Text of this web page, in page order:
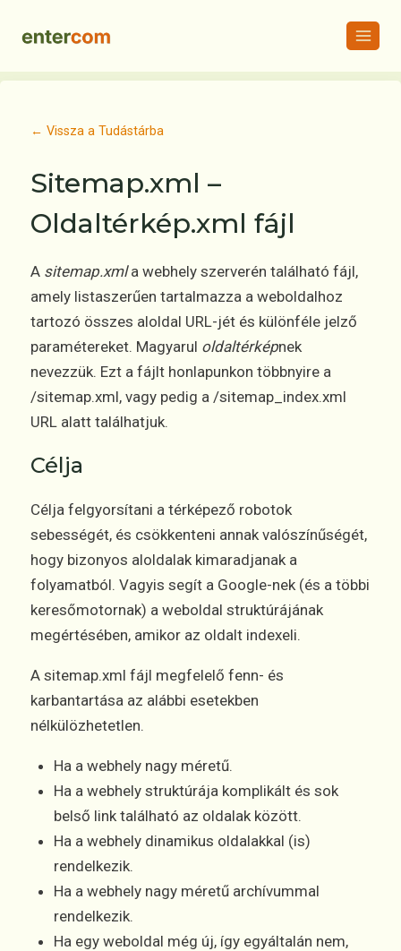
← Vissza a Tudástárba
Sitemap.xml –
Oldaltérkép.xml fájl
A sitemap.xmla webhely szerverén található fájl,
amely listaszerűen tartalmazza a weboldalhoz
tartozó összes aloldal URL-jét és különféle jelző
paramétereket. Magyarul oldaltérképnek
nevezzük. Ezt a fájlt honlapunkon többnyire a
/sitemap.xml, vagy pedig a /sitemap_index.xml
URL alatt találhatjuk.
Célja
Célja felgyorsítani a térképező robotok
sebességét, és csökkenteni annak valószínűségét,
hogy bizonyos aloldalak kimaradjanak a
folyamatból. Vagyis segít a Google-nek (és a többi
keresőmotornak) a weboldal struktúrájának
megértésében, amikor az oldalt indexeli.
A sitemap.xml fájl megfelelő fenn- és
karbantartása az alábbi esetekben
nélkülözhetetlen.
Ha a webhely nagy méretű.
Ha a webhely struktúrája komplikált és sok
belső link található az oldalak között.
Ha a webhely dinamikus oldalakkal (is)
rendelkezik.
Ha a webhely nagy méretű archívummal
rendelkezik.
Ha egy weboldal még új, így egyáltalán nem,